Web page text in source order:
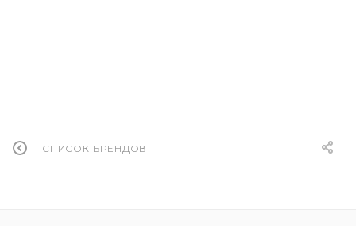
СПИСОК БРЕНДОВ